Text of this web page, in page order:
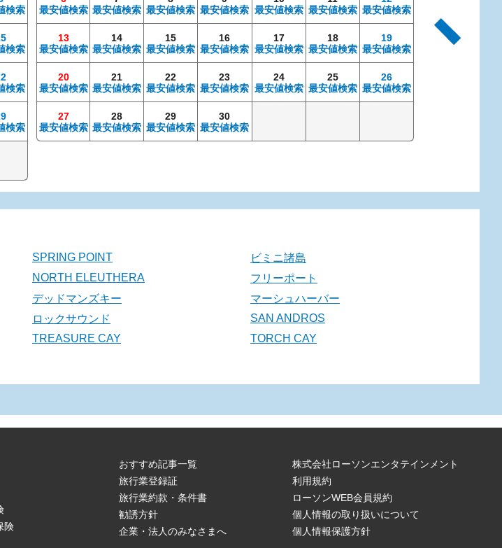
検索
検索
検索
検索
最安値検索 最安値検索 最安値検索 最安値検索 最安値検索 最安値検索 最安値検索
13
最安値検索
14
最安値検索
15
最安値検索
16
最安値検索
17
最安値検索
18
最安値検索
19
最安値検索
20
最安値検索
21
最安値検索
22
最安値検索
23
最安値検索
24
最安値検索
25
最安値検索
26
最安値検索
27
最安値検索
28
最安値検索
29
最安値検索
30
最安値検索
11
最安値検索
SPRING POINT
ビミニ諸島
NORTH ELEUTHERA
フリーポート
デッドマンズキー
マーシュハーバー
ロックサウンド
SAN ANDROS
TREASURE CAY
TORCH CAY
険
おすすめ記事一覧
旅行業登録証
旅行業約款・条件書
勧誘方針
企業・法人のみなさまへ
株式会社ローソンエンタテインメント
利用規約
ローソンWEB会員規約
個人情報の取り扱いについて
個人情報保護方針